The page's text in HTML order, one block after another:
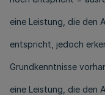
eine Leistung, die den
entspricht, jedoch
Grundkenntnisse
eine Leistung, die den